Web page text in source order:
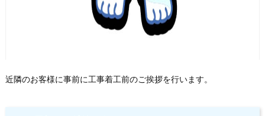
近隣のお客様に事前に工事着工前のご挨拶を行います。